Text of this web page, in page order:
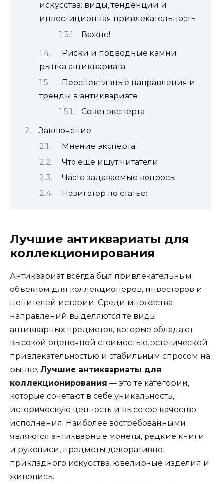
искусства: виды, тенденции и
инвестиционная привлекательность
Важно!
Риски и подводные камни
рынка антиквариата
Перспективные направления и
тренды в антиквариате
Совет эксперта
Заключение
Мнение эксперта:
Что еще ищут читатели
Часто задаваемые вопросы
Навигатор по статье:
Лучшие антиквариаты для
коллекционирования
Антиквариат всегда был привлекательным
объектом для коллекционеров, инвесторов и
ценителей истории. Среди множества
направлений выделяются те виды
антикварных предметов, которые обладают
высокой оценочной стоимостью, эстетической
привлекательностью и стабильным спросом на
рынке. Лучшие антиквариаты для
коллекционирования — это те категории,
которые сочетают в себе уникальность,
историческую ценность и высокое качество
исполнения. Наиболее востребованными
являются антикварные монеты, редкие книги
и рукописи, предметы декоративно-
прикладного искусства, ювелирные изделия и
живопись.